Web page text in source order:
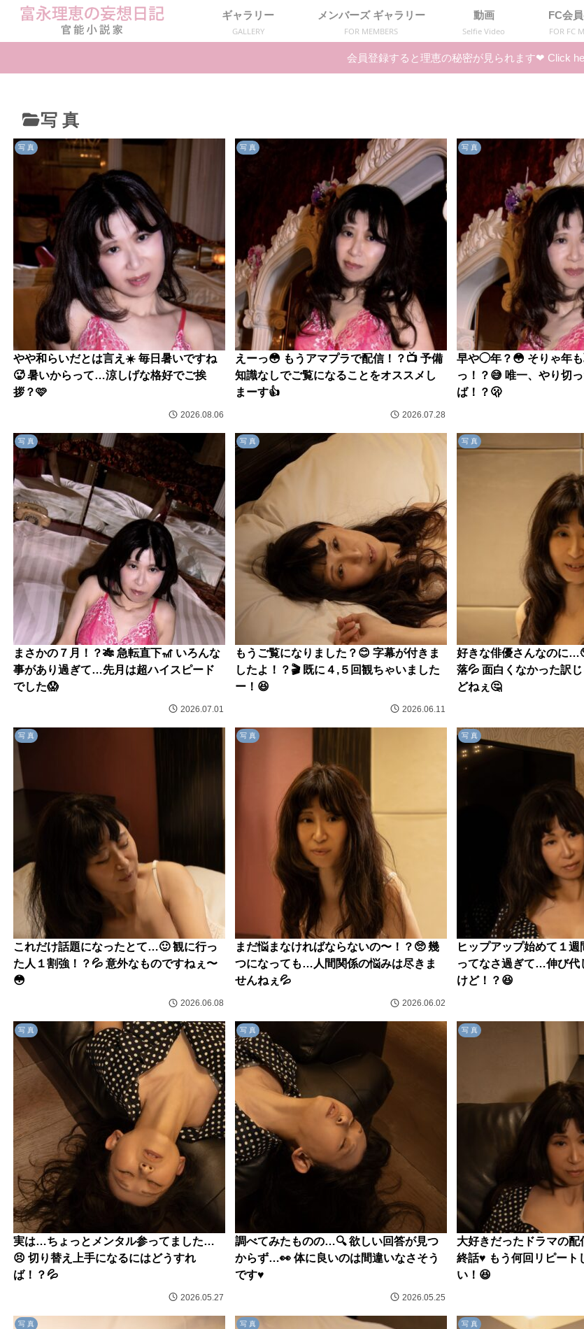
ギャラリー
GALLERY
メンバーズ ギャラリー
FOR MEMBERS
動画
Selfie Video
FC会
FOR FC
会員登録すると理恵の秘密が見られます❤︎ Click
写 真
写 真
やや和らいだとは言え☀️ 毎日暑いですね
🥵 暑いからって…涼しげな格好でご挨
拶？🩷
2026.08.06
写 真
えーっ😳 もうアマプラで配信！？📺 予備
知識なしでご覧になることをオススメし
まーす👍
2026.07.28
写 真
早や◯年？😳 そりゃ年
っ！？😅 唯一、やり切
ば！？🫢
写 真
まさかの７月！？🎋 急転直下🎢 いろんな
事があり過ぎて…先月は超ハイスピード
でした😱
2026.07.01
写 真
もうご覧になりました？😊 字幕が付きま
したよ！？🎬 既に４,５回観ちゃいました
ー！😆
2026.06.11
写 真
好きな俳優さんなのに
落💦 面白くなかった訳
どねぇ🤔
写 真
これだけ話題になったとて…🙂 観に行っ
た人１割強！？💦 意外なものですねぇ〜
😳
2026.06.08
写 真
まだ悩まなければならないの〜！？🥺 幾
つになっても…人間関係の悩みは尽きま
せんねぇ💦
2026.06.02
写 真
ヒップアップ始めて１週
ってなさ過ぎて…伸び代
けど！？😆
写 真
実は…ちょっとメンタル参ってました…
😣 切り替え上手になるにはどうすれ
ば！？💦
2026.05.27
写 真
調べてみたものの…🔍 欲しい回答が見つ
からず…👀 体に良いのは間違いなさそう
です♥️
2026.05.25
写 真
大好きだったドラマの配
終話♥️ もう何回リピート
い！😆
写 真 写 真 写 真